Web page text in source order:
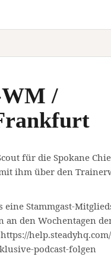
/
für die Spokane
ihm über den
Stammgast-
an den Wochentagen
help.steadyhq.com/
podcast-folgen